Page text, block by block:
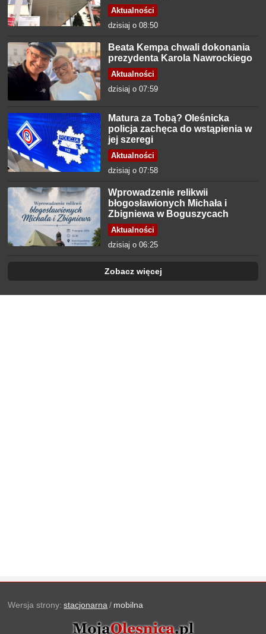
Aktualności
dzisiaj o 08:50
Beata Kempa chwali dokonania
prezydenta Karola Nawrockiego
Aktualności
dzisiaj o 07:59
Matura za Tobą? Oleśnicka
policja zachęca do wstąpienia w
jej szeregi
Aktualności
dzisiaj o 07:58
Wprowadzenie relikwii
błogosławionych Michała i
Zbigniewa w Boguszycach
Aktualności
dzisiaj o 06:25
Zobacz więcej
Wersja strony: stacjonarna / mobilna